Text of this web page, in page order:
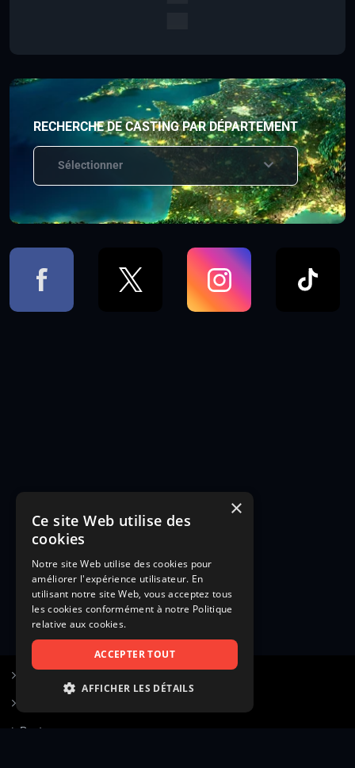
RECHERCHE DE CASTING PAR DÉPARTEMENT
Sélectionner
Poster une annonce
×
Ce site Web utilise des
cookies
Notre site Web utilise des cookies pour
améliorer l'expérience utilisateur. En
utilisant notre site Web, vous acceptez tous
les cookies conformément à notre Politique
relative aux cookies.
ACCEPTER TOUT
AFFICHER LES DÉTAILS